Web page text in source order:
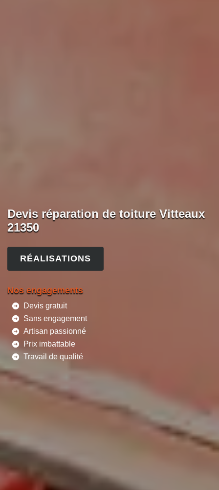
Devis réparation de toiture Vitteaux
21350
RÉALISATIONS
Nos engagements
Devis gratuit
Sans engagement
Artisan passionné
Prix imbattable
Travail de qualité